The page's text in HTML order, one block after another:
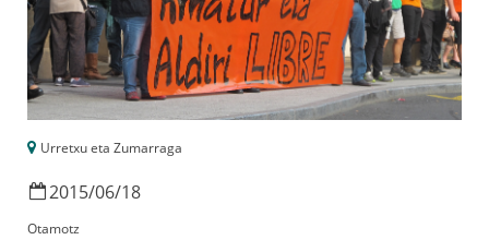
Urretxu eta Zumarraga
2015/06/18
Otamotz